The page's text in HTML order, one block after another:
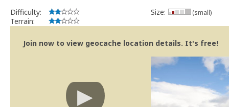
Difficulty:
Terrain:
Size: (small)
Join now to view geocache location details. It's free!